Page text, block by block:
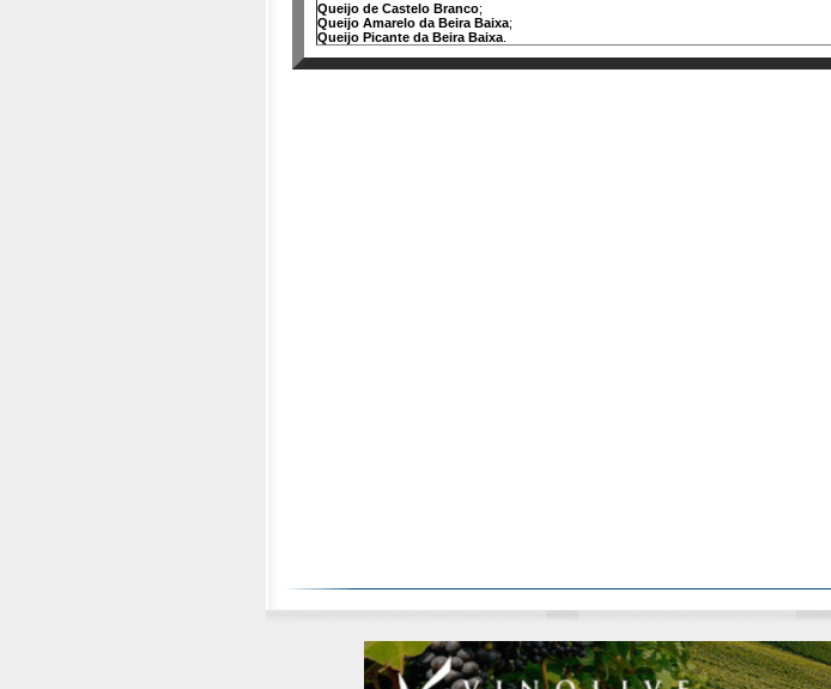
Queijo de Castelo Branco;
Queijo Amarelo da Beira Baixa;
Queijo Picante da Beira Baixa